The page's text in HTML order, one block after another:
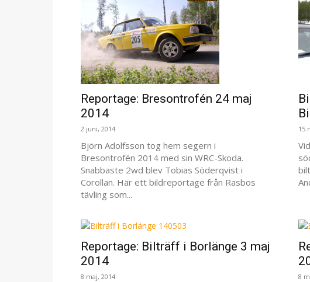
Reportage: Bresontrofén 24 maj
2014
2 juni, 2014
Björn Adolfsson tog hem segern i
Bresontrofén 2014 med sin WRC-Skoda.
Snabbaste 2wd blev Tobias Söderqvist i
Corollan. Här ett bildreportage från Rasbos
tävling som...
15
Reportage: Bilträff i Borlänge 3 maj
2014
8 maj, 2014 8